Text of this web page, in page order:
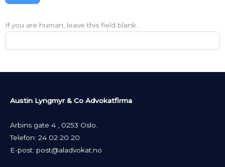
If you are human, leave this field blank.
Austin Lyngmyr & Co Advokatfirma
Arbins gate 4 , 0253 Oslo.
Telefon: 24 02 20 20
E-post: post@aladvokat.no